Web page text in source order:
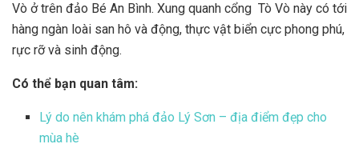
Vò ở trên đảo Bé An Bình. Xung quanh cổng Tò Vò này có tới
hàng ngàn loài san hô và động, thực vật biển cực phong phú,
rực rỡ và sinh động.
Có thể bạn quan tâm:
Lý do nên khám phá đảo Lý Sơn – địa điểm đẹp cho
mùa hè